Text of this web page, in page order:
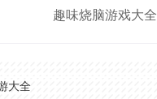
趣味烧脑游戏大全